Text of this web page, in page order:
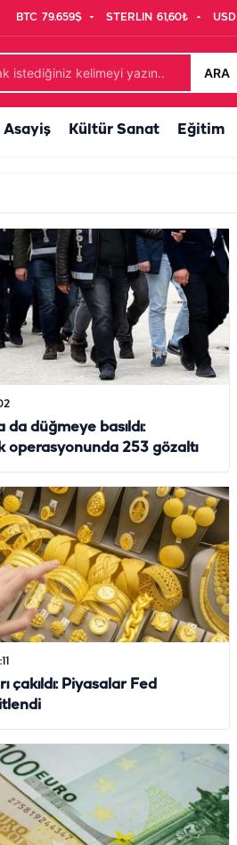
BTC 79.659$ STERLIN 61,60₺ USD
ARA
Asayiş Kültür Sanat Eğitim
da düğmeye basıldı:
operasyonunda 253 gözaltı
Piyasalar Fed